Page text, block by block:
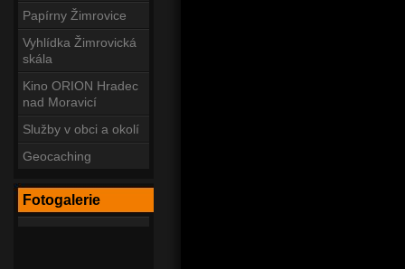
Papírny Žimrovice
Vyhlídka Žimrovická
skála
Kino ORION Hradec
nad Moravicí
Služby v obci a okolí
Geocaching
Fotogalerie